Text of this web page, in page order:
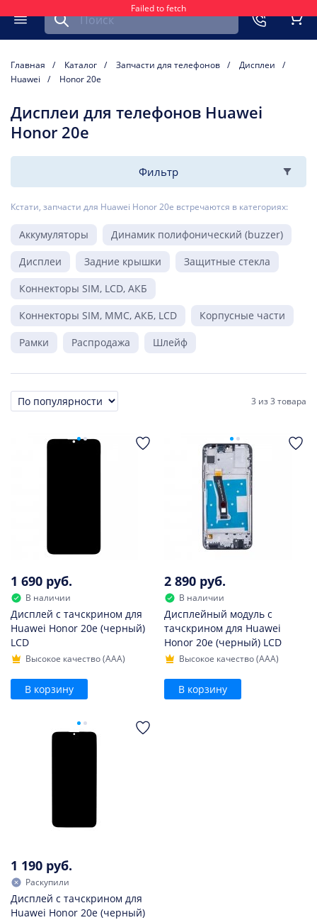
Failed to fetch
Меню
Найти запчасть для мобильного устройства
Главная Каталог Запчасти для телефонов
Дисплеи
Huawei
Honor 20e
Дисплеи для телефонов Huawei
Honor 20e
Фильтр
Кстати, запчасти для Huawei Honor 20e встречаются в категориях:
Аккумуляторы
Динамик полифонический (buzzer)
Дисплеи
Задние крышки
Защитные стекла
Коннекторы SIM, LCD, АКБ
Коннекторы SIM, MMC, АКБ, LCD
Корпусные части
Рамки
Распродажа Шлейф
Сортировка 3 из3 товара
1 690 руб.
В наличии
Дисплей с тачскрином для
Huawei Honor 20e (черный)
LCD
Высокое качество (AAA)
В корзину
2 890 руб.
В наличии
Дисплейный модуль с
тачскрином для Huawei
Honor 20e (черный) LCD
Высокое качество (AAA)
В корзину
1 190 руб.
Раскупили
Дисплей с тачскрином для
Huawei Honor 20e (черный)